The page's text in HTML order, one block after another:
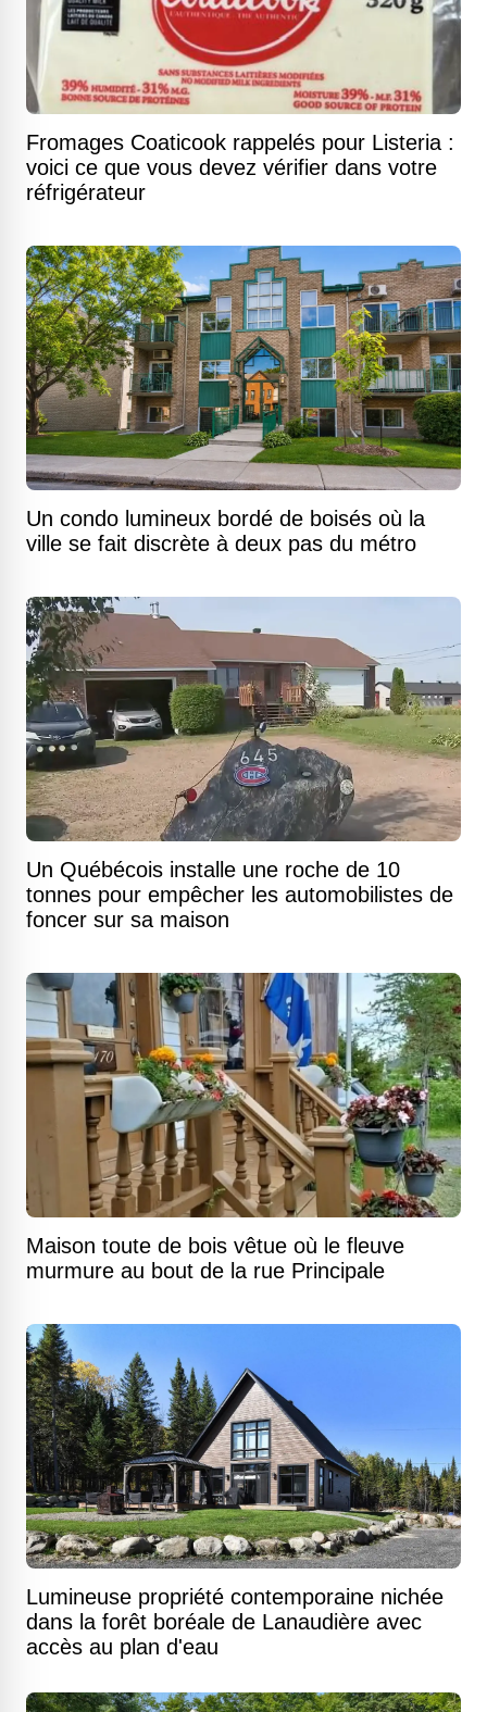
Fromages Coaticook rappelés pour Listeria :
voici ce que vous devez vérifier dans votre
réfrigérateur
Un condo lumineux bordé de boisés où la
ville se fait discrète à deux pas du métro
Un Québécois installe une roche de 10
tonnes pour empêcher les automobilistes de
foncer sur sa maison
Maison toute de bois vêtue où le fleuve
murmure au bout de la rue Principale
Lumineuse propriété contemporaine nichée
dans la forêt boréale de Lanaudière avec
accès au plan d'eau